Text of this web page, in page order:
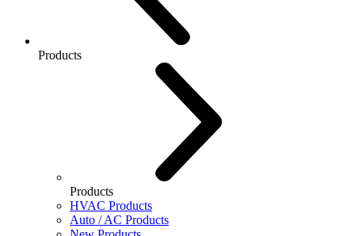
Products
Products
HVAC Products
Auto / AC Products